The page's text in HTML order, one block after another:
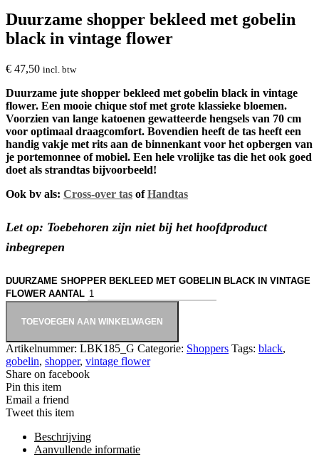
Duurzame shopper bekleed met gobelin
black in vintage flower
€ 47,50 incl. btw
Duurzame jute shopper bekleed met gobelin black in vintage
flower. Een mooie chique stof met grote klassieke bloemen.
Voorzien van lange katoenen gewatteerde hengsels van 70 cm
voor optimaal draagcomfort. Bovendien heeft de tas heeft een
handig vakje met rits aan de binnenkant voor het opbergen van
je portemonnee of mobiel. Een hele vrolijke tas die het ook goed
doet als strandtas bijvoorbeeld!
Ook bv als: Cross-over tas ofHandtas
Let op: Toebehoren zijn niet bij het hoofdproduct
inbegrepen
DUURZAME SHOPPER BEKLEED MET GOBELIN BLACK IN VINTAGE
FLOWER AANTAL
TOEVOEGEN AAN WINKELWAGEN
Artikelnummer: LBK185_G Categorie: Shoppers Tags: black,
gobelin, shopper, vintage flower
Share on facebook
Pin this item
Email a friend
Tweet this item
Beschrijving
Aanvullende informatie